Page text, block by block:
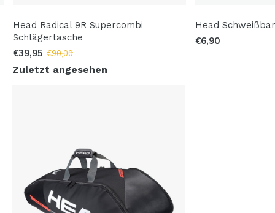
Head Radical 9R Supercombi
Schlägertasche
€39,95 €90,00
Head
€6,90
Zuletzt angesehen